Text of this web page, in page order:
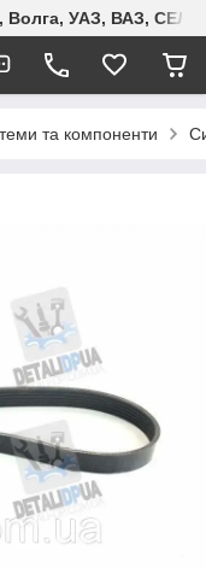
Волга, УАЗ, ВАЗ,
та компоненти